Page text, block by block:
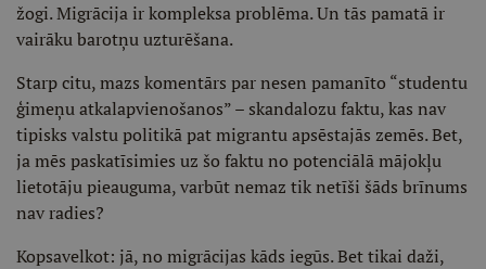
žogi. Migrācija ir kompleksa problēma. Un tās pamatā ir
vairāku barotņu uzturēšana.
Starp citu, mazs komentārs par nesen pamanīto “studentu
ģimeņu atkalapvienošanos” – skandalozu faktu, kas nav
tipisks valstu politikā pat migrantu apsēstajās zemēs. Bet,
ja mēs paskatīsimies uz šo faktu no potenciālā mājokļu
lietotāju pieauguma, varbūt nemaz tik netīši šāds brīnums
nav radies?
Kopsavelkot: jā, no migrācijas kāds iegūs. Bet tikai daži,